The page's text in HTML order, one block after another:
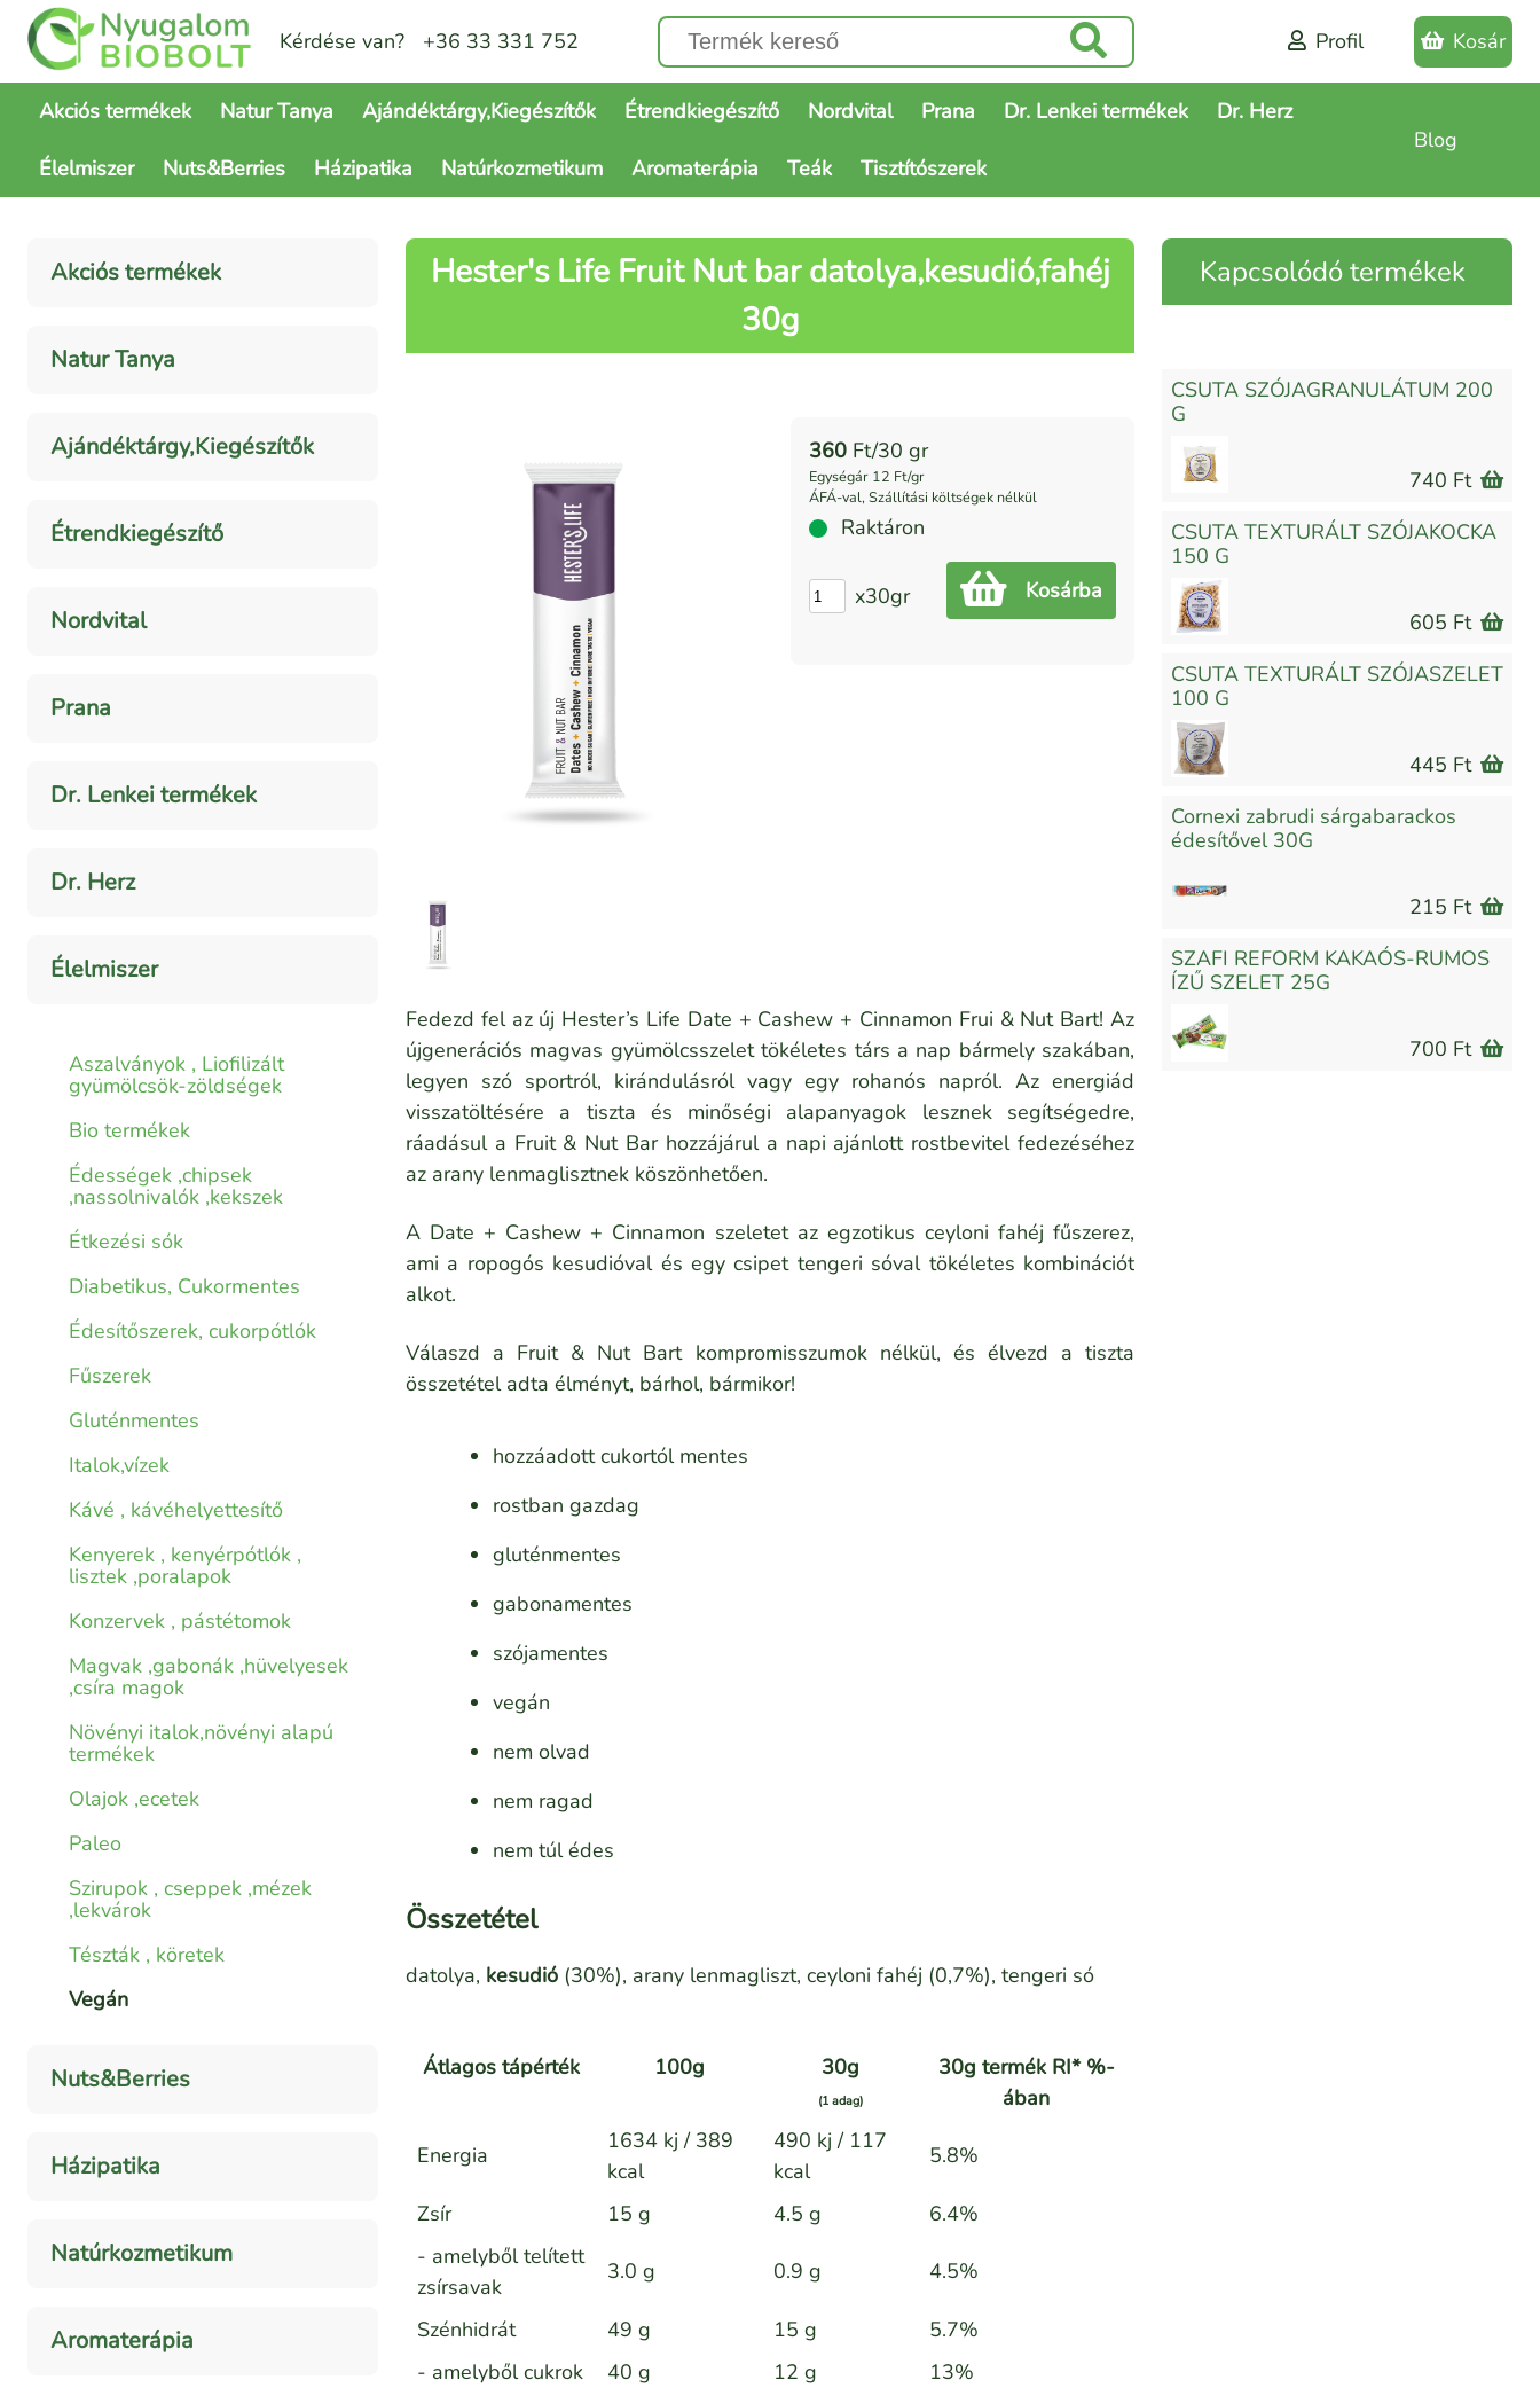
Kérdése van? +36 33 331 752 Profil Kosár
Akciós termékek Natur Tanya Ajándéktárgy,Kiegészítők Étrendkiegészítő Nordvital Prana Dr. Lenkei termékek Dr. Herz
Élelmiszer Nuts&Berries Házipatika Natúrkozmetikum Aromaterápia Teák Tisztítószerek
Blog
Akciós termékek
Natur Tanya
Ajándéktárgy,Kiegészítők
Étrendkiegészítő
Nordvital
Prana
Dr. Lenkei termékek
Dr. Herz
Élelmiszer
Aszalványok , Liofilizált
gyümölcsök-zöldségek
Bio termékek
Édességek ,chipsek
,nassolnivalók ,kekszek
Étkezési sók
Diabetikus, Cukormentes
Édesítőszerek, cukorpótlók
Fűszerek
Gluténmentes
Italok,vízek
Kávé , kávéhelyettesítő
Kenyerek , kenyérpótlók ,
lisztek ,poralapok
Konzervek , pástétomok
Magvak ,gabonák ,hüvelyesek
,csíra magok
Növényi italok,növényi alapú
termékek
Olajok ,ecetek
Paleo
Szirupok , cseppek ,mézek
,lekvárok
Tészták , köretek
Vegán
Nuts&Berries
Házipatika
Natúrkozmetikum
Aromaterápia
Hester's Life Fruit Nut bar datolya,kesudió,fahéj
30g
360 Ft/30 gr
Egységár 12 Ft/gr
ÁFÁ-val, Szállítási költségek nélkül
Raktáron
x30gr Kosárba
Fedezd fel az új Hester’s Life Date + Cashew + Cinnamon Frui & Nut Bart! Az
újgenerációs magvas gyümölcsszelet tökéletes társ a nap bármely szakában,
legyen szó sportról, kirándulásról vagy egy rohanós napról. Az energiád
visszatöltésére a tiszta és minőségi alapanyagok lesznek segítségedre,
ráadásul a Fruit & Nut Bar hozzájárul a napi ajánlott rostbevitel fedezéséhez
az arany lenmaglisztnek köszönhetően.
A Date + Cashew + Cinnamon szeletet az egzotikus ceyloni fahéj fűszerez,
ami a ropogós kesudióval és egy csipet tengeri sóval tökéletes kombinációt
alkot.
Válaszd a Fruit & Nut Bart kompromisszumok nélkül, és élvezd a tiszta
összetétel adta élményt, bárhol, bármikor!
hozzáadott cukortól mentes
rostban gazdag
gluténmentes
gabonamentes
szójamentes
vegán
nem olvad
nem ragad
nem túl édes
Összetétel
datolya, kesudió (30%), arany lenmagliszt, ceyloni fahéj (0,7%), tengeri só
Átlagos tápérték 100g 30g
(1 adag)
30g termék RI* %-
ában
Energia
1634 kj / 389
kcal
490 kj / 117
kcal
5.8%
Zsír 15 g 4.5 g
6.4%
- amelyből telített
zsírsavak
3.0 g 0.9 g 4.5%
Szénhidrát 49 g 15 g
5.7%
- amelyből cukrok
40 g 12 g
13%
Kapcsolódó termékek
CSUTA SZÓJAGRANULÁTUM 200
G
740 Ft
CSUTA TEXTURÁLT SZÓJAKOCKA
150 G
605 Ft
CSUTA TEXTURÁLT SZÓJASZELET
100 G
445 Ft
Cornexi zabrudi sárgabarackos
édesítővel 30G
215 Ft
SZAFI REFORM KAKAÓS-RUMOS
ÍZŰ SZELET 25G
700 Ft